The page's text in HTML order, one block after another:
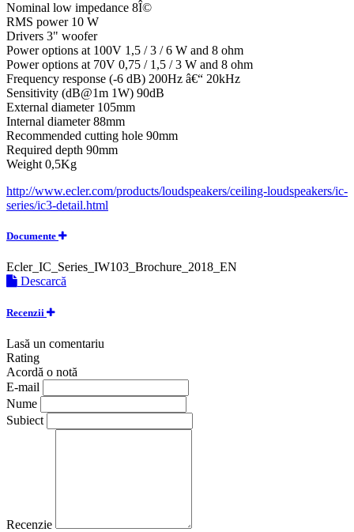
Nominal low impedance 8Î©
RMS power 10 W
Drivers 3" woofer
Power options at 100V 1,5 / 3 / 6 W and 8 ohm
Power options at 70V 0,75 / 1,5 / 3 W and 8 ohm
Frequency response (-6 dB) 200Hz â€“ 20kHz
Sensitivity (dB@1m 1W) 90dB
External diameter 105mm
Internal diameter 88mm
Recommended cutting hole 90mm
Required depth 90mm
Weight 0,5Kg
http://www.ecler.com/products/loudspeakers/ceiling-loudspeakers/ic-
series/ic3-detail.html
Documente
Ecler_IC_Series_IW103_Brochure_2018_EN
Descarcă
Recenzii
Lasă un comentariu
Rating
Acordă o notă
E-mail
Nume
Subiect
Recenzie